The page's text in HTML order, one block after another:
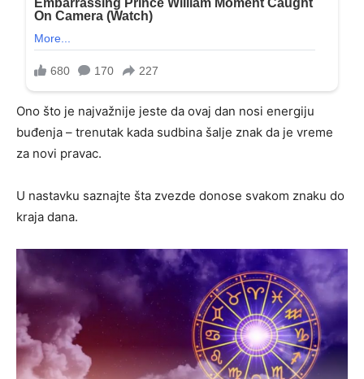
Ono što je najvažnije jeste da ovaj dan nosi energiju
buđenja – trenutak kada sudbina šalje znak da je vreme
za novi pravac.
U nastavku saznajte šta zvezde donose svakom znaku do
kraja dana.